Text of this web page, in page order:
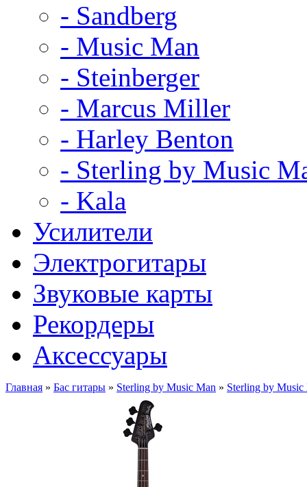
- Sandberg
- Music Man
- Steinberger
- Marcus Miller
- Harley Benton
- Sterling by Music
- Kala
Усилители
Электрогитары
Звуковые карты
Рекордеры
Аксессуары
Главная » Бас гитары » Sterling by Music Man » Sterling by